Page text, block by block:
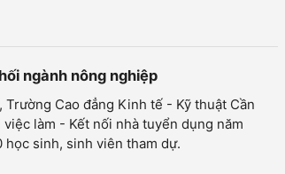
ngành nông nghiệp
Cao đẳng Kinh tế - Kỹ thuật Cần
làm - Kết nối nhà tuyển dụng năm
sinh, sinh viên tham dự.